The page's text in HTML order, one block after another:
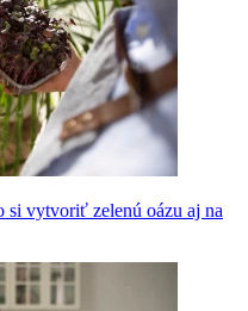
si vytvoriť zelenú oázu aj na